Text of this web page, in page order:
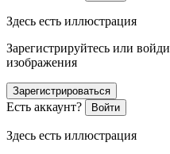
Здесь есть иллюстрация
Зарегистрируйтесь или
изображения
Зарегистрироваться
Есть аккаунт? Войти
Здесь есть иллюстрация